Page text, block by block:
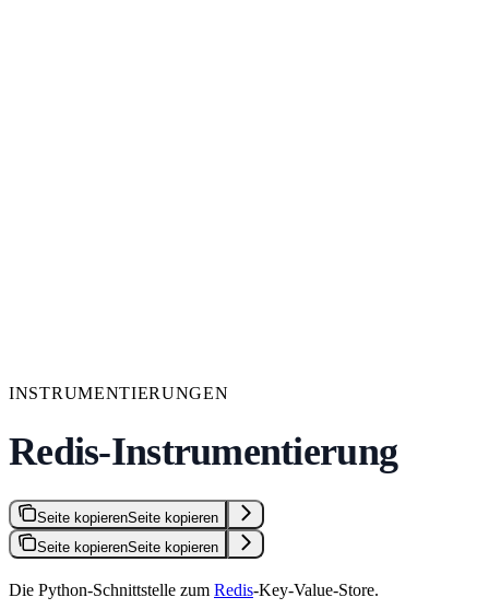
INSTRUMENTIERUNGEN
Redis-Instrumentierung
Seite kopierenSeite kopieren
Seite kopierenSeite kopieren
Die Python-Schnittstelle zum Redis-Key-Value-Store.